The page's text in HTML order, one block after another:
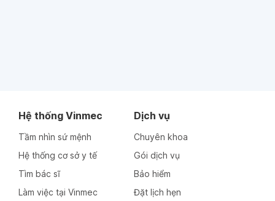
Hệ thống Vinmec
Tầm nhìn sứ mệnh
Hệ thống cơ sở y tế
Tìm bác sĩ
Làm việc tại Vinmec
Dịch vụ
Chuyên khoa
Gói dịch vụ
Bảo hiểm
Đặt lịch hẹn